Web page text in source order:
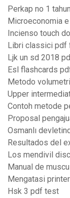
Perkap no 1
Microeconomia
Incienso touch
Libri classici pdf
Ljk un sd 2018
Esl flashcards
Metodo
Upper
Contoh metode
Proposal
Osmanlı
Resultados del
Los mendivil
Manual de
Mengatasi
Hsk 3 pdf test